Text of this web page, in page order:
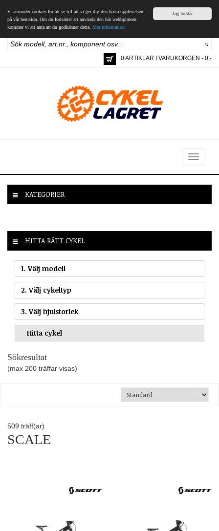
Jag förstår
Vi använder cookies för att se till att vi ger dig den bästa upplevelsen
på vår hemsida. Om du fortsätter att använda den här webbplatsen
kommer vi att anta att du godkänner detta. Mer information
0 ARTIKLAR I VARUKORGEN - 0:-
Toggle
navigation
KATEGORIER
HITTA RÄTT CYKEL
1. Välj modell
2. Välj cykeltyp
3. Välj hjulstorlek
Sökresultat
(max 200 träffar visas)
509 träff(ar)
SCALE